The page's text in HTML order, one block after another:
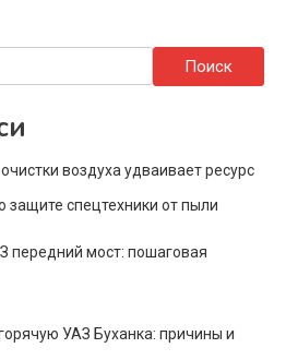
Найти:
воздуха удваивает ресурс
защите спецтехники от пыли
передний мост: пошаговая
УАЗ Буханка: причины и